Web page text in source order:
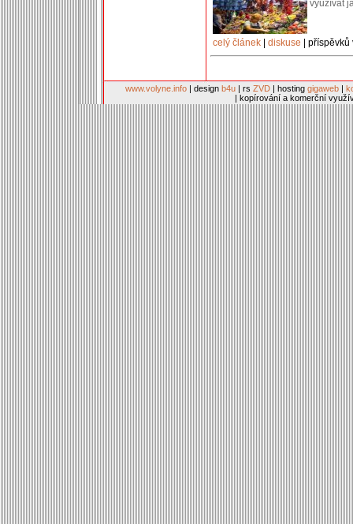
využívat
celý článek diskuse |
www.volyne.info | design b4u | rs ZVD | hosting gigaweb |
| kopírování a komerční